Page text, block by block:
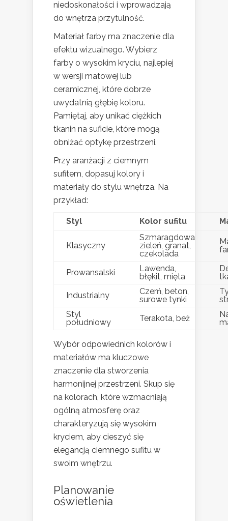
niedoskonałości i wprowadzają
do wnętrza przytulność.
Materiał farby ma znaczenie dla
efektu wizualnego. Wybierz
farby o wysokim kryciu, najlepiej
w wersji matowej lub
ceramicznej, które dobrze
uwydatnią głębię koloru.
Pamiętaj, aby unikać ciężkich
tkanin na suficie, które mogą
obniżać optykę przestrzeni.
Przy aranżacji z ciemnym
sufitem, dopasuj kolory i
materiały do stylu wnętrza. Na
przykład:
Styl Kolor sufitu
Klasyczny
Szmaragdowa
zieleń, granat,
czekolada
Prowansalski
Lawenda,
błękit, mięta
Industrialny
Czerń, beton,
surowe tynki
Styl
południowy
Terakota, beż
Wybór odpowiednich kolorów i
materiałów ma kluczowe
znaczenie dla stworzenia
harmonijnej przestrzeni. Skup się
na kolorach, które wzmacniają
ogólną atmosferę oraz
charakteryzują się wysokim
kryciem, aby cieszyć się
elegancją ciemnego sufitu w
swoim wnętrzu.
Planowanie
oświetlenia